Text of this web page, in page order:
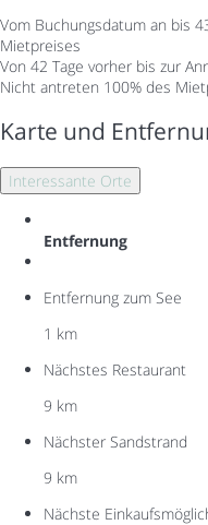
Vom Buchungsdatum an bis
Mietpreises
Von 42 Tage vorher bis zur
Nicht antreten 100% des
Karte und
Interessante Orte
Entfernung
Entfernung zum See
1 km
Nächstes Restaurant
9 km
Nächster Sandstrand
9 km
Nächste